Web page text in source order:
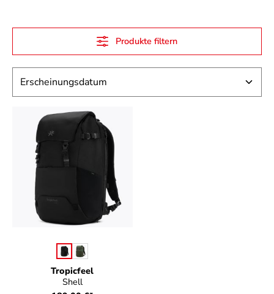
Produkte filtern
Tropicfeel
Shell
Farbeauswählen